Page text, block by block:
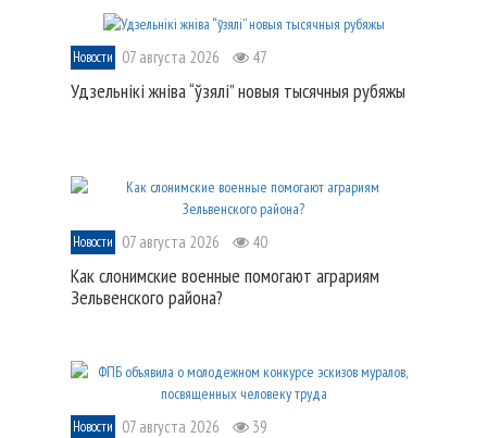
Новости 07 августа 2026 47
Удзельнікі жніва “ўзялі” новыя тысячныя рубяжы
Новости 07 августа 2026 40
Как слонимские военные помогают аграриям
Зельвенского района?
Новости 07 августа 2026 39